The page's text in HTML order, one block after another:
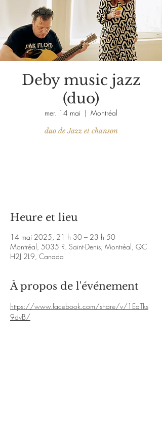
Deby music jazz
(duo)
mer. 14 mai
  |
Montréal
duo de Jazz et chanson
Heure et lieu
14 mai 2025, 21 h 30 – 23 h 50
Montréal, 5035 R. Saint-Denis, Montréal, QC
H2J 2L9, Canada
À propos de l'événement
https://www.facebook.com/share/v/1EaTks
9dvB/